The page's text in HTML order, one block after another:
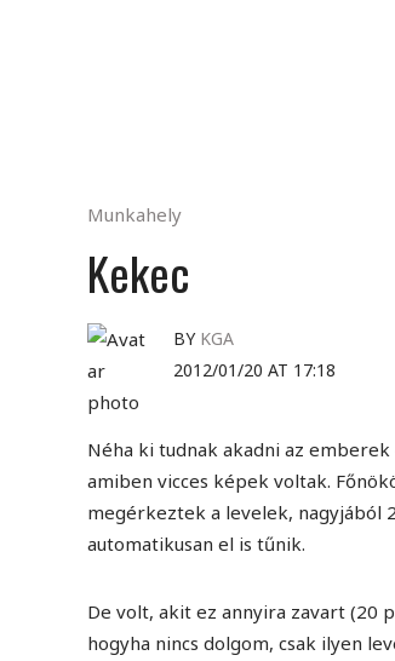
Munkahely
Kekec
BY KGA
2012/01/20 AT 17:18
Néha ki tudnak akadni az
amiben vicces képek voltak.
megérkeztek a levelek, nagyjából
automatikusan el is tűnik.
De volt, akit ez annyira zavart (20
hogyha nincs dolgom, csak ilyen